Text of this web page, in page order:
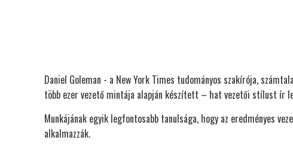
Daniel Goleman - a New York Times tudományos szakírója,
több ezer vezető mintája alapján készített – hat vezetői stílust ír
Munkájának egyik legfontosabb tanulsága, hogy az eredményes
alkalmazzák.